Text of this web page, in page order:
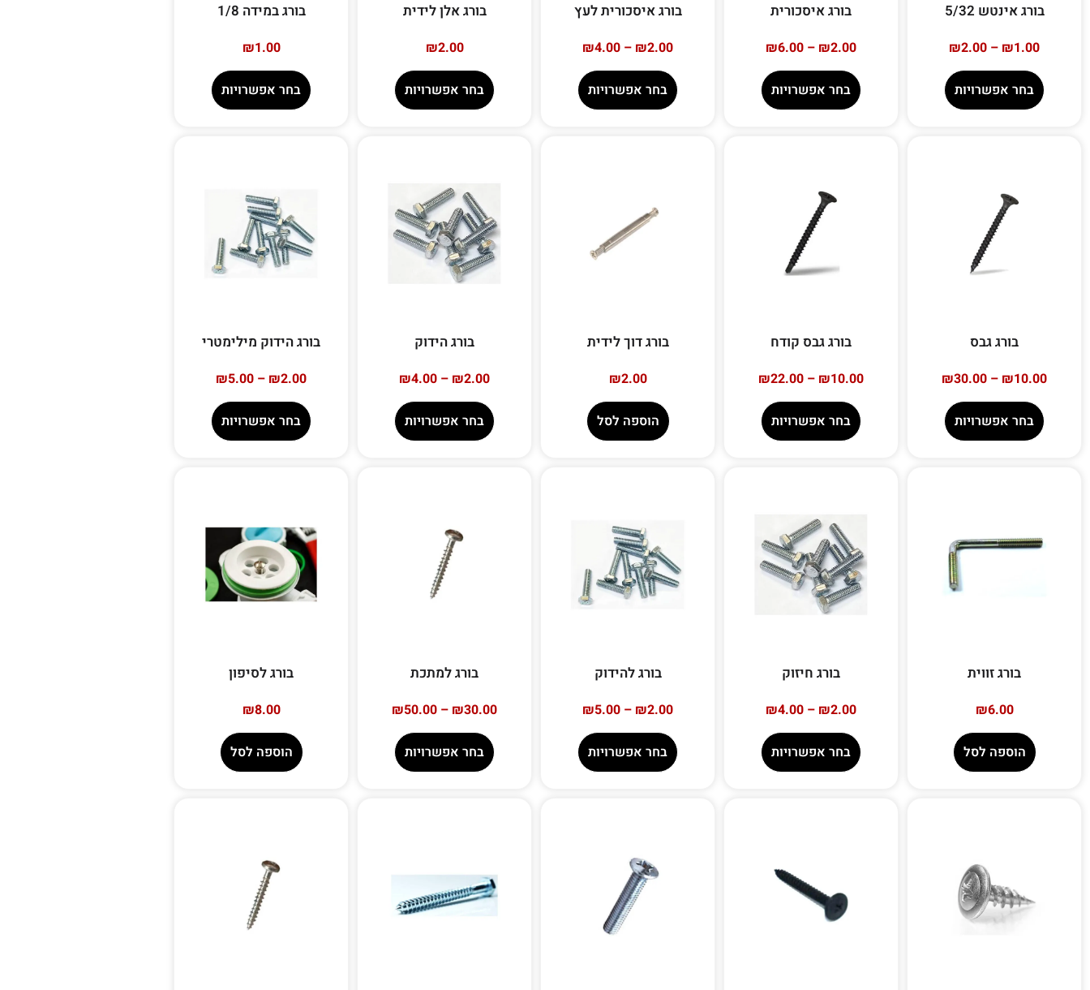
בורג אינטש 5/32
₪1.00
–
₪2.00
בחר אפשרויות
בורג איסכורית
₪2.00
–
₪6.00
בחר אפשרויות
בורג איסכורית לעץ
₪2.00
–
₪4.00
בחר אפשרויות
בורג אלן לידית
₪2.00
בחר אפשרויות
בורג במידה 1/8
₪1.00
בחר אפשרויות
בורג גבס
₪10.00
–
₪30.00
בחר אפשרויות
בורג גבס קודח
₪10.00
–
₪22.00
בחר אפשרויות
בורג דוך לידית
₪2.00
הוספה לסל
בורג הידוק
₪2.00
–
₪4.00
בחר אפשרויות
בורג הידוק מילימטרי
₪2.00
–
₪5.00
בחר אפשרויות
בורג זווית
₪6.00
הוספה לסל
בורג חיזוק
₪2.00
–
₪4.00
בחר אפשרויות
בורג להידוק
₪2.00
–
₪5.00
בחר אפשרויות
בורג למתכת
₪30.00
–
₪50.00
בחר אפשרויות
בורג לסיפון
₪8.00
הוספה לסל